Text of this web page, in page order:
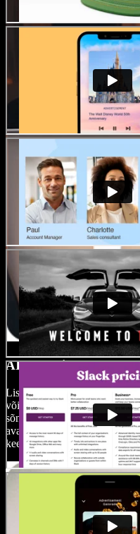
AI avatarid
Lisa oma esitlustele
võimaldab luua elutruusid
sõnumi tõhusaks
avatari võtmekohtade
keerukate teemade